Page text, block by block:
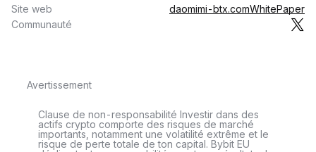
Site web daomimi-btx.comWhitePaper
Communauté
Avertissement
Clause de non-responsabilité Investir dans des
actifs crypto comporte des risques de marché
importants, notamment une volatilité extrême et le
risque de perte totale de ton capital. Bybit EU